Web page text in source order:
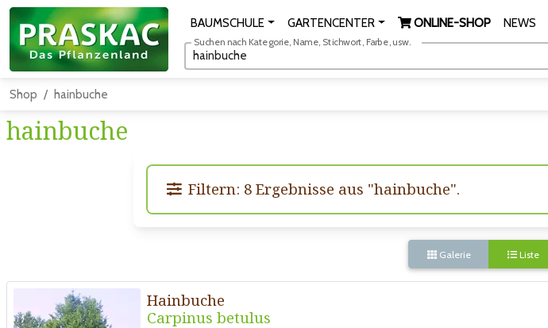
BAUMSCHULE GARTENCENTER ONLINE-SHOP NEWS
Suchen nach Kategorie, Name, Stichwort, Farbe, usw.
Shop hainbuche
hainbuche
Filtern: 8 Ergebnisse aus "hainbuche".
Galerie Liste
Hainbuche
Carpinus betulus